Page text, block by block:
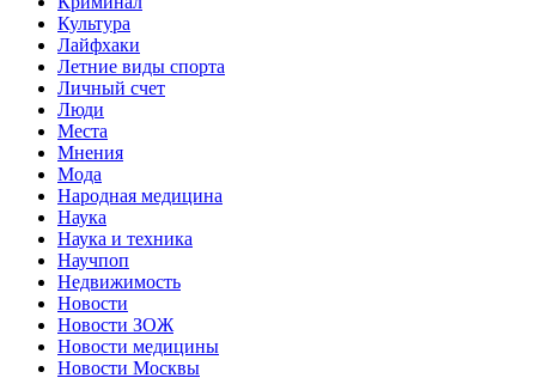
Культура
Лайфхаки
Летние виды спорта
Личный счет
Люди
Места
Мнения
Мода
Народная медицина
Наука
Наука и техника
Научпоп
Недвижимость
Новости
Новости ЗОЖ
Новости медицины
Новости Москвы